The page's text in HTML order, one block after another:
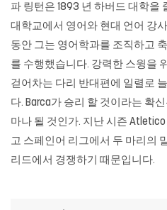
파 링턴은 1893 년 하버드 대학을
대학교에서 영어와 현대 언어 강
동안 그는 영어학과를 조직하고
를 수행했습니다. 강력한 스윙을
걷어차는 다리 반대편에 일렬로
다. Barca가 승리 할 것이라는 확
마나 될 것인가. 지난 시즌
고 스페인어 리그에서 두 마리의
리드에서 경쟁하기 때문입니다.